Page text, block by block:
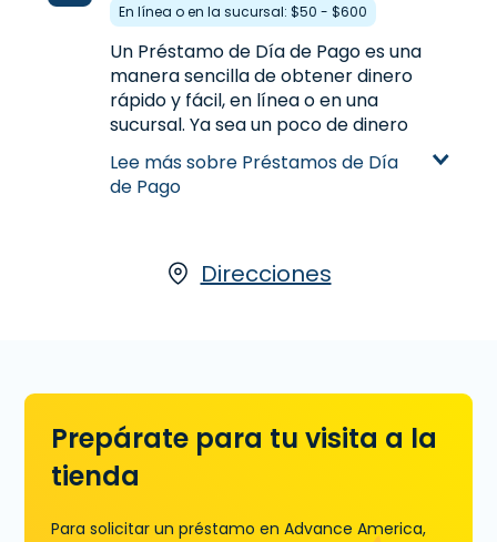
En línea o en la sucursal: $50 - $600
Un Préstamo de Día de Pago es una
manera sencilla de obtener dinero
rápido y fácil, en línea o en una
sucursal. Ya sea un poco de dinero
extra entre los pagos de nómina o
para manejar los gastos inesperados,
un Préstamo de Día de Pago te
Henderson, KY para solicitar un
sucursal.
Aprende más sobre Préstamos de
Día de Pago
Lee más sobre Préstamos de Día
de Pago
Direcciones
Prepárate para tu visita a la
tienda
Para solicitar un préstamo en Advance America,